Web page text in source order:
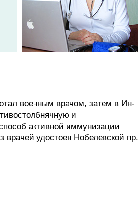
военным врачом, затем в Ин-
и
активной иммунизации
удостоен Нобелевской пр.